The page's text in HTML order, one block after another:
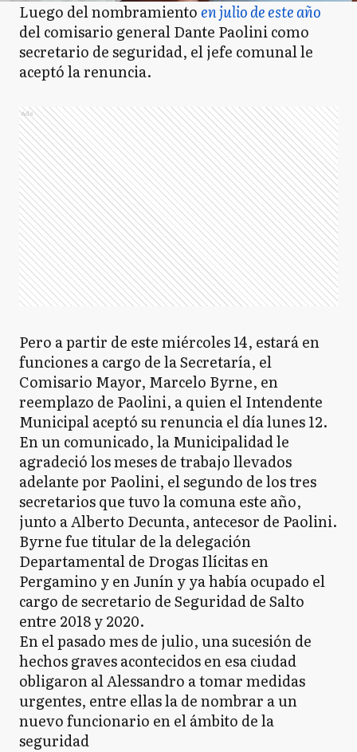
Luego del nombramientoen julio de este año
del comisario general Dante Paolini como
secretario de seguridad, el jefe comunal le
aceptó la renuncia.
Ads
Pero a partir de este miércoles 14, estará en
funciones a cargo de la Secretaría, el
Comisario Mayor, Marcelo Byrne, en
reemplazo de Paolini, a quien el Intendente
Municipal aceptó su renuncia el día lunes 12.
En un comunicado, la Municipalidad le
agradeció los meses de trabajo llevados
adelante por Paolini, el segundo de los tres
secretarios que tuvo la comuna este año,
junto a Alberto Decunta, antecesor de Paolini.
Byrne fue titular de la delegación
Departamental de Drogas Ilícitas en
Pergamino y en Junín y ya había ocupado el
cargo de secretario de Seguridad de Salto
entre 2018 y 2020.
En el pasado mes de julio, una sucesión de
hechos graves acontecidos en esa ciudad
obligaron al Alessandro a tomar medidas
urgentes, entre ellas la de nombrar a un
nuevo funcionario en el ámbito de la
seguridad